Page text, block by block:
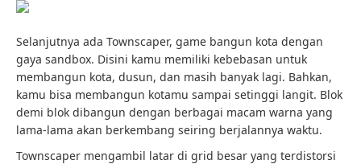
Selanjutnya ada Townscaper, game bangun kota dengan
gaya sandbox. Disini kamu memiliki kebebasan untuk
membangun kota, dusun, dan masih banyak lagi. Bahkan,
kamu bisa membangun kotamu sampai setinggi langit. Blok
demi blok dibangun dengan berbagai macam warna yang
lama-lama akan berkembang seiring berjalannya waktu.
Townscaper mengambil latar di grid besar yang terdistorsi